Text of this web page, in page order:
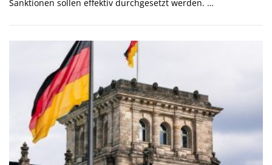
Sanktionen sollen effektiv durchgesetzt werden. …